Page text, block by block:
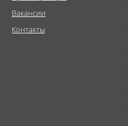
Вакансии
Контакты